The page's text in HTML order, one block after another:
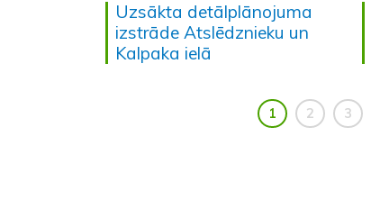
Uzsākta detālplānojuma
izstrāde Atslēdznieku un
Kalpaka ielā
1 2 3